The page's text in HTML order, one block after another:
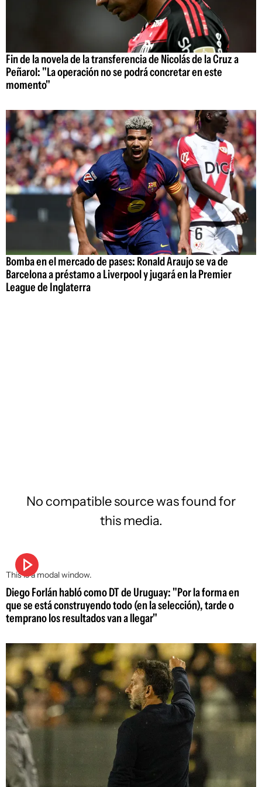
Fin de la novela de la transferencia de Nicolás de la Cruz a
Peñarol: "La operación no se podrá concretar en este
momento"
Bomba en el mercado de pases: Ronald Araujo se va de
Barcelona a préstamo a Liverpool y jugará en la Premier
League de Inglaterra
This is a modal window.
No compatible source was found for
this media.
Diego Forlán habló como DT de Uruguay: "Por la forma en
que se está construyendo todo (en la selección), tarde o
temprano los resultados van a llegar"